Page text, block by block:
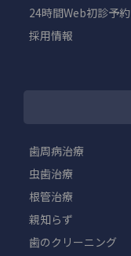
24時間Web初診予約
採用情報
歯周病治療
虫歯治療
根管治療
親知らず
歯のクリーニング